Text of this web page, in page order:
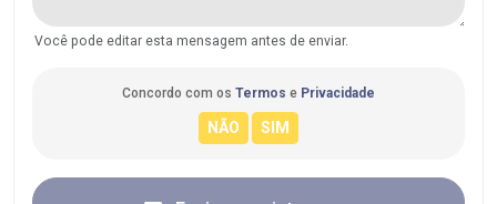
Você pode editar esta mensagem antes de enviar.
Concordo com os Termos e Privacidade